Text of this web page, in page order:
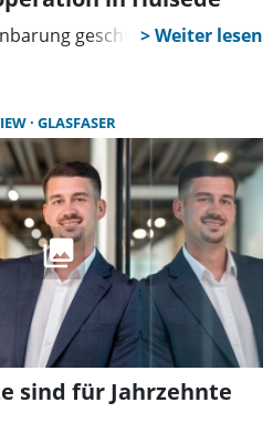
geschlossen
GLASFASER
sind für Jahrzehnte